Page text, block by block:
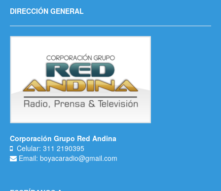
DIRECCIÓN GENERAL
Corporación Grupo Red Andina
Celular: 311 2190395
Email: boyacaradio@gmail.com